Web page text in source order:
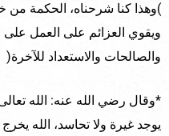
)وهذا كنا شرحناه، الحكمة من
ويقوي العزائم على العمل على
والصالحات والاستعداد للآخرة(
*وقال رضي الله عنه: الله
يوجد غيرة ولا تحاسد، الله